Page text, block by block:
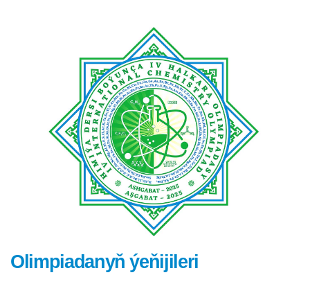
Olimpiadanyň ýeňijileri